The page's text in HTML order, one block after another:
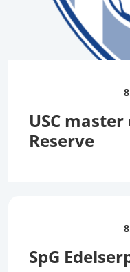
USC
Reserve
SpG